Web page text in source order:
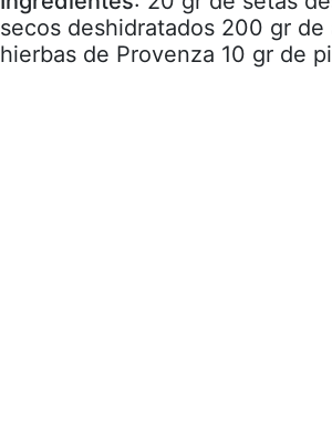
secos deshidratados 200 gr
hierbas de Provenza 10 gr de